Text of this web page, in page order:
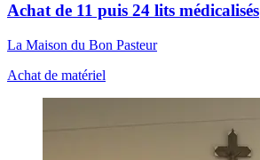
Achat de 11 puis 24 lits médicalisés
La Maison du Bon Pasteur
Achat de matériel